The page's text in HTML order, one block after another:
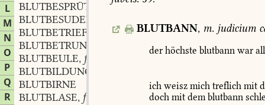
L
M
N
O
P
Q
R
BLUTBESPRÜTZT
BLUTBESUDELT
BLUTBETRIEFT
BLUTBETRUNKEN
BLUTBEULE, f.
BLUTBILDUNG
BLUTBIRNE
BLUTBLASE, f.
BLUTBANN, m. judicium
der höchste blutbann war
ich weisz mich treflich mit
doch mit demblutbann